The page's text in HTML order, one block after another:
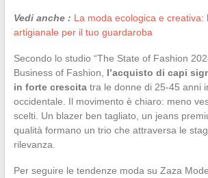
Vedi anche : La moda ecologica e creativa:
artigianale per il tuo guardaroba
Secondo lo studio “The State of Fashion
Business of Fashion, l’acquisto di capi
in forte crescitatra le donne di 25-45 anni
occidentale. Il movimento è chiaro: meno
scelti. Un blazer ben tagliato, un jeans
qualità formano un trio che attraversa le
rilevanza.
Per seguire le tendenze moda su Zaza